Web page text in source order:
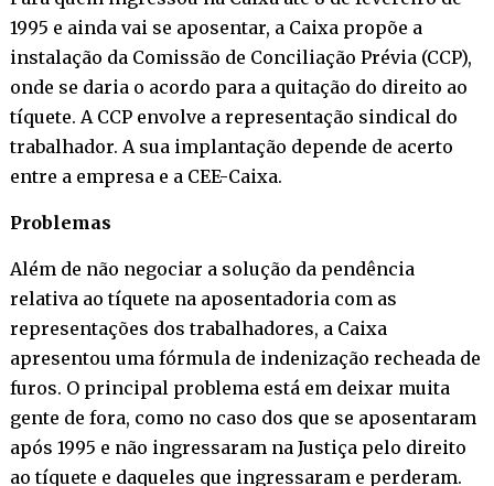
1995 e ainda vai se aposentar, a Caixa propõe a
instalação da Comissão de Conciliação Prévia (CCP),
onde se daria o acordo para a quitação do direito ao
tíquete. A CCP envolve a representação sindical do
trabalhador. A sua implantação depende de acerto
entre a empresa e a CEE-Caixa.
Problemas
Além de não negociar a solução da pendência
relativa ao tíquete na aposentadoria com as
representações dos trabalhadores, a Caixa
apresentou uma fórmula de indenização recheada de
furos. O principal problema está em deixar muita
gente de fora, como no caso dos que se aposentaram
após 1995 e não ingressaram na Justiça pelo direito
ao tíquete e daqueles que ingressaram e perderam.